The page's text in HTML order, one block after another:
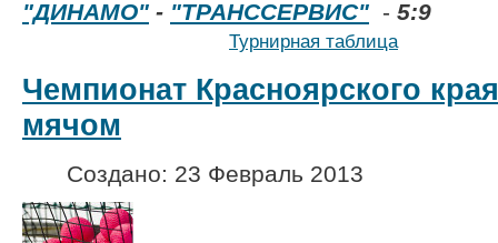
"ДИНАМО" - "ТРАНССЕРВИС" - 5:9
Турнирная таблица
Чемпионат Красноярского
мячом
Создано: 23 Февраль 2013